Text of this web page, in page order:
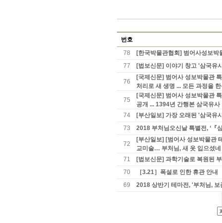
번호
78
[한국박물관협회] 범어사성보
77
[법보신문] 이야기 창고 '삼국유
76
[국제신문] 범어사 성보박물관
처리로 새 생명 ... 모든 과정을
75
[국제신문] 범어사 성보박물관
공개 ... 1394년 간행본 삼국유사
74
[부산일보] 가장 오래된 '삼국유
73
2018 부처님오신날 특별전, ‘『
72
[부산일보] [범어사 성보박물관
교미술… 부처님, 새 옷 입으셨네
71
[법보신문] 과학기술로 복원된
70
［3.21］폭설로 인한 휴관 안내
69
2018 상반기 테마전, '부처님,